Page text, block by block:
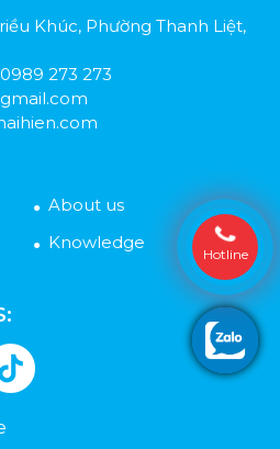
Khúc, Phường Thanh Liệt,
273 273
About us
Knowledge
Hotline